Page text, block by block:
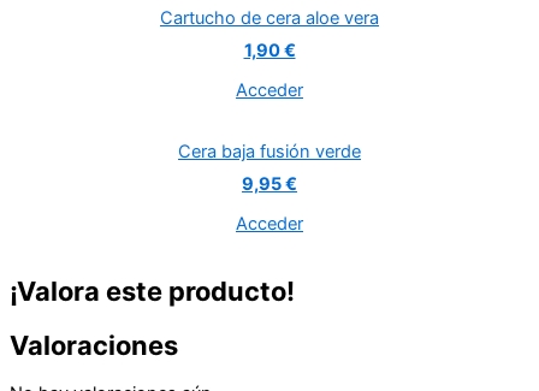
Cartucho de cera aloe vera
1,90 €
Acceder
Cera baja fusión verde
9,95 €
Acceder
¡Valora este producto!
Valoraciones